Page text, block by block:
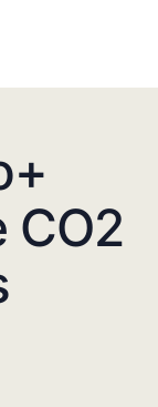
CO2